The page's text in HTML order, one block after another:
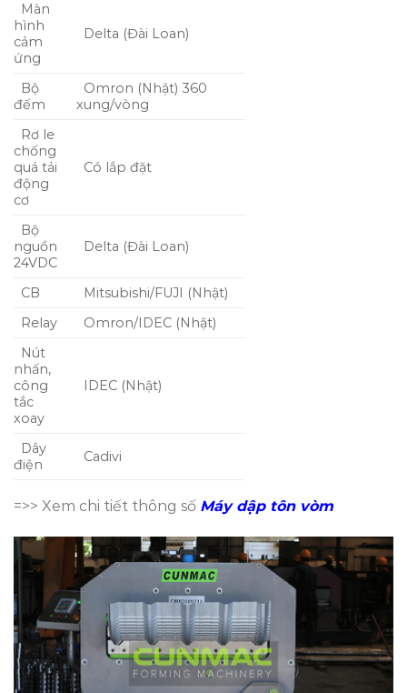
Màn
hình
cảm
ứng
Delta (Đài Loan)
Bộ
đếm
Omron (Nhật) 360
xung/vòng
Rơ le
chống
quá tải
động
cơ
Có lắp đặt
Bộ
nguồn
24VDC
Delta (Đài Loan)
CB
Mitsubishi/FUJI (Nhật)
Relay
Omron/IDEC (Nhật)
Nút
nhấn,
công
tắc
xoay
IDEC (Nhật)
Dây
điện
Cadivi
=>> Xem chi tiết thông số Máy dập tôn vòm